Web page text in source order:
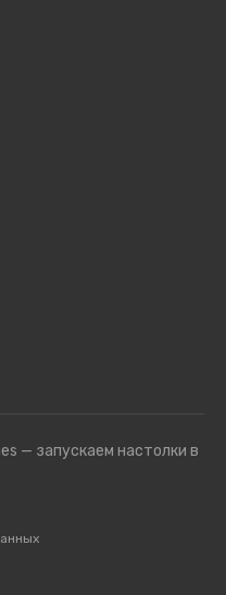
— запускаем настолки в